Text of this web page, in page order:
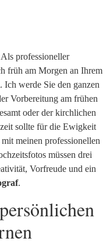
professioneller
früh am Morgen an Ihrem
Ich werde Sie den ganzen
Vorbereitung am frühen
oder der kirchlichen
sollte für die Ewigkeit
meinen professionellen
müssen drei
Vorfreude und ein
.